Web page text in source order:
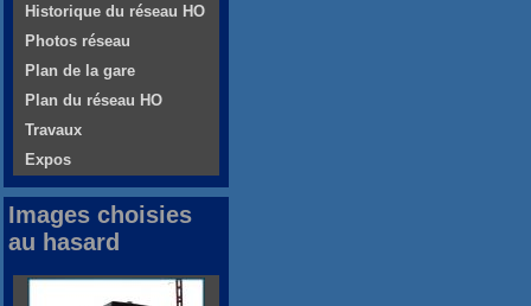
Historique du réseau HO
Photos réseau
Plan de la gare
Plan du réseau HO
Travaux
Expos
Images choisies
au hasard